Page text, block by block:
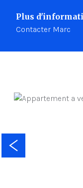
Plus
Contacter Marc